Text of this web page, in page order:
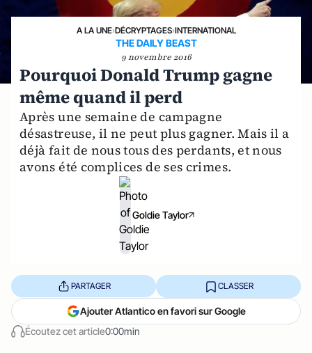
A LA UNE›DÉCRYPTAGES›INTERNATIONAL
THE DAILY BEAST
9 novembre 2016
Pourquoi Donald Trump gagne
même quand il perd
Après une semaine de campagne
désastreuse, il ne peut plus gagner. Mais il a
déjà fait de nous tous des perdants, et nous
avons été complices de ses crimes.
Goldie Taylor
Écoutez cet article0:00min
PARTAGER CLASSER
Ajouter Atlantico en favori sur Google